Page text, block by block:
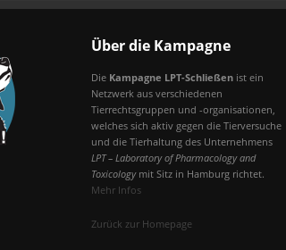
Über die Kampagne
Die Kampagne LPT-Schließen ist ein
Netzwerk aus verschiedenen
Tierrechtsgruppen und -organisationen,
welches sich aktiv gegen die Tierversuche
und die Tierhaltung des Unternehmens
LPT – Laboratory of Pharmacology and
Toxicologymit Sitz in Hamburg richtet.
Mehr Infos
Zurück zur Homepage